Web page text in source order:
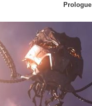
Prologue